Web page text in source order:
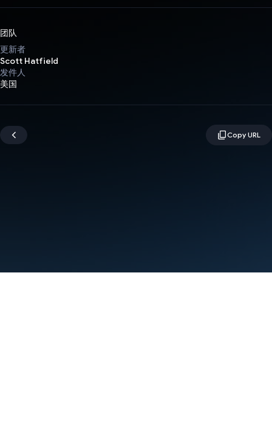
团队
更新者
Scott Hatfield
发件人
美国